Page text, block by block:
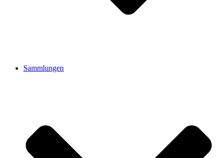
Sammlungen